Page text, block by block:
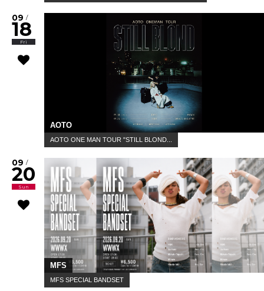
09 /
18
Fri
AOTO
AOTO ONE MAN TOUR "STILL BLOND...
09 /
20
Sun
MFS
MFS SPECIAL BANDSET